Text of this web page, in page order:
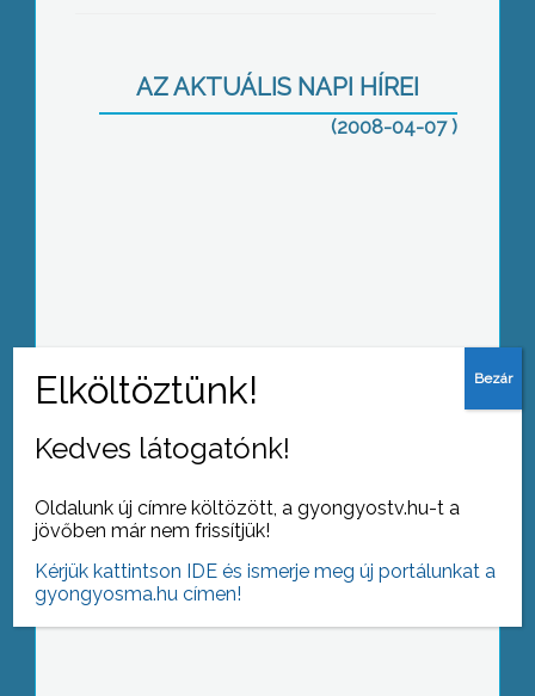
AZ AKTUÁLIS NAPI HÍREI
(2008-04-07 )
tartottak Egerben
Kedves látogatónk!
Oldalunk új címre költözött, a gyongyostv.hu-t a
jövőben már nem frissítjük!
Kérjük kattintson IDE és ismerje meg új portálunkat a
gyongyosma.hu címen!